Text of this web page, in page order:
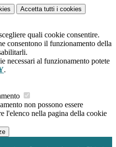
Accetta tutti i cookies
quali cookie consentire.
consentono il funzionamento della
necessari al funzionamento potete
.
non possono essere
l'elenco nella pagina della cookie